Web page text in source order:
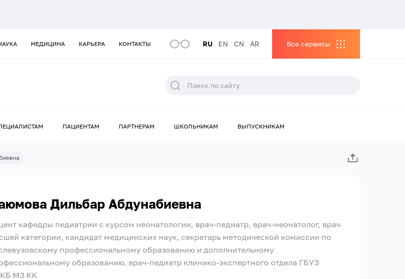
МЕДИЦИНА КАРЬЕРА КОНТАКТЫ RU EN CN AR Все сервисы
ПАЦИЕНТАМ ПАРТНЕРАМ ШКОЛЬНИКАМ ВЫПУСКНИКАМ
Дильбар Абдунабиевна
кафедры педиатрии с курсом неонатологии, врач-педиатр, врач-неонатолог, врач
категории, кандидат медицинских наук, секретарь методической комиссии по
профессиональному образованию и дополнительному
образованию, врач-педиатр клинико-экспертного отдела ГБУЗ
МЗ КК